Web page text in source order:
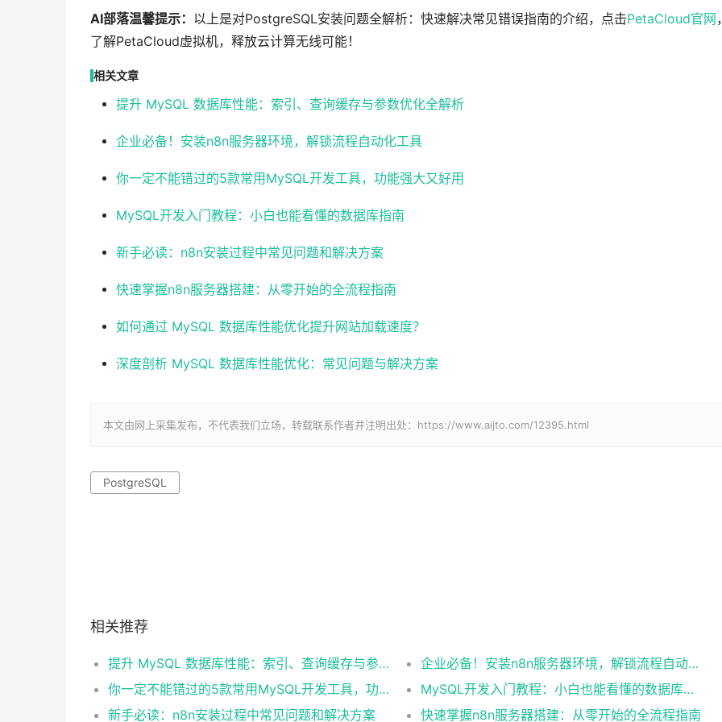
AI部落温馨提示： 以上是对PostgreSQL安装问题全解析：快速解决常见错误指南的介绍，点击PetaCloud官网
了解PetaCloud虚拟机，释放云计算无线可能！
相关文章
提升 MySQL 数据库性能：索引、查询缓存与参数优化全解析
企业必备！安装n8n服务器环境，解锁流程自动化工具
你一定不能错过的5款常用MySQL开发工具，功能强大又好用
MySQL开发入门教程：小白也能看懂的数据库指南
新手必读：n8n安装过程中常见问题和解决方案
快速掌握n8n服务器搭建：从零开始的全流程指南
如何通过 MySQL 数据库性能优化提升网站加载速度？
深度剖析 MySQL 数据库性能优化：常见问题与解决方案
本文由网上采集发布，不代表我们立场，转载联系作者并注明出处：https://www.aijto.com/12395.html
PostgreSQL
相关推荐
提升 MySQL 数据库性能：索引、查询缓存与参数优化全解析
企业必备！安装n8n服务器环境，解锁流程自动化工具
你一定不能错过的5款常用MySQL开发工具，功能强大又好用
MySQL开发入门教程：小白也能看懂的数据库指南
新手必读：n8n安装过程中常见问题和解决方案
快速掌握n8n服务器搭建：从零开始的全流程指南